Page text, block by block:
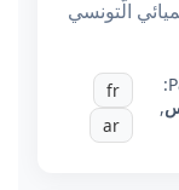
,
fr
ar